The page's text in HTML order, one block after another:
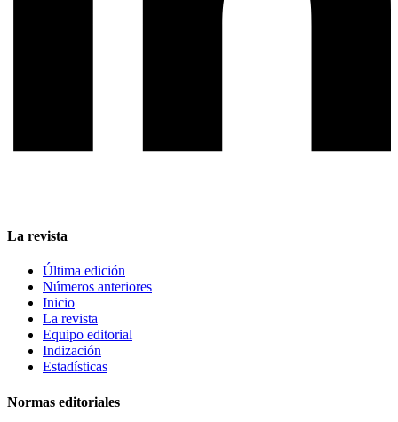
La revista
Última edición
Números anteriores
Inicio
La revista
Equipo editorial
Indización
Estadísticas
Normas editoriales